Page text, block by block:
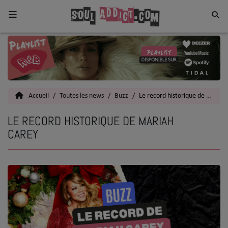
Home
Toutes les News
Actu
Interviews
Talents
Top 5
Accueil Toutes les news Buzz Le record historique de Mariah Carey
LE RECORD HISTORIQUE DE MARIAH
CAREY